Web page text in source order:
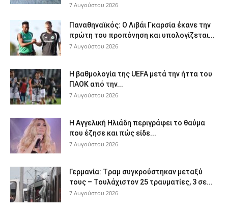
7 Αυγούστου 2026
Παναθηναϊκός: Ο Λιβάι Γκαρσία έκανε την
πρώτη του προπόνηση και υπολογίζεται...
7 Αυγούστου 2026
Η βαθμολογία της UEFA μετά την ήττα του
ΠΑΟΚ από την...
7 Αυγούστου 2026
Η Αγγελική Ηλιάδη περιγράφει το θαύμα
που έζησε και πώς είδε...
7 Αυγούστου 2026
Γερμανία: Tραμ συγκρούστηκαν μεταξύ
τους – Τουλάχιστον 25 τραυματίες, 3 σε...
7 Αυγούστου 2026